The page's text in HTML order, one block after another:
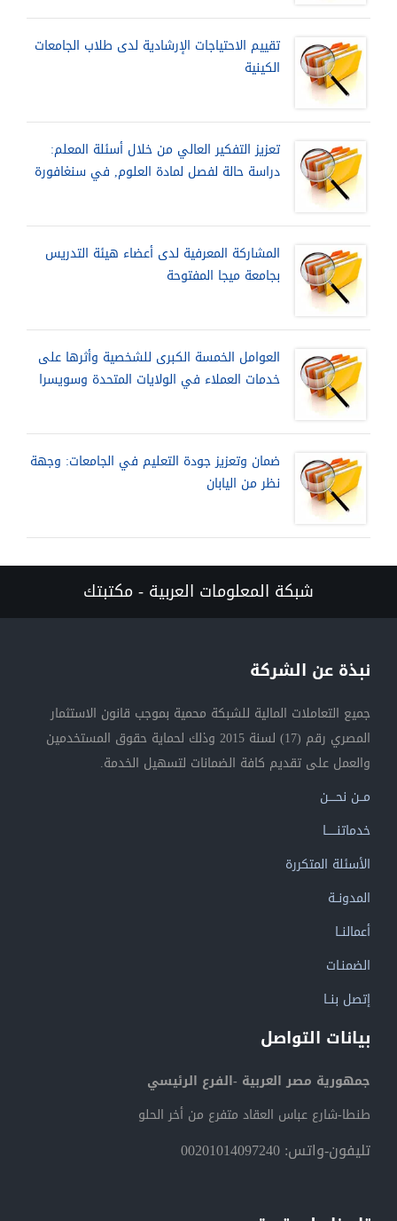
تقييم الاحتياجات الإرشادية لدى طلاب الجامعات
الكينية
تعزيز التفكير العالي من خلال أسئلة المعلم:
دراسة حالة لفصل لمادة العلوم, في سنغافورة
المشاركة المعرفية لدى أعضاء هيئة التدريس
بجامعة ميجا المفتوحة
العوامل الخمسة الكبرى للشخصية وأثرها على
خدمات العملاء في الولايات المتحدة وسويسرا
ضمان وتعزيز جودة التعليم في الجامعات: وجهة
نظر من اليابان
شبكة المعلومات العربية - مكتبتك
نبذة عن الشركة
جميع التعاملات المالية للشبكة محمية بموجب قانون الاستثمار
المصري رقم (17) لسنة 2015 وذلك لحماية حقوق المستخدمين
والعمل على تقديم كافة الضمانات لتسهيل الخدمة.
مــن نحــــن
خدماتنــــــا
الأسئلة المتكررة
المدونــة
أعمالنــا
الضمنـات
إتصل بنــا
بيانات التواصل
جمهورية مصر العربية -الفرع الرئيسي
طنطا-شارع عباس العقاد متفرع من أخر الحلو
تليفون-واتس: 00201014097240